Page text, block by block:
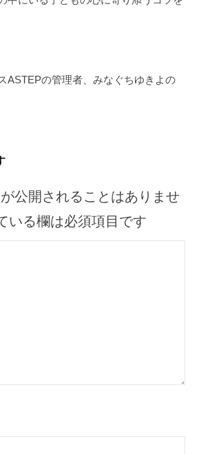
ASTEPの管理者、みなぐちゆきよの
公開されることはありませ
いる欄は必須項目です